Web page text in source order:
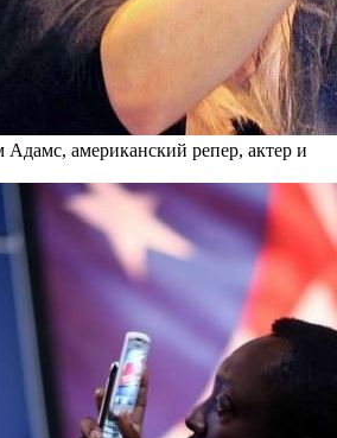
американский репер, актер и